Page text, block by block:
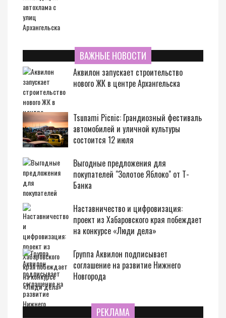
ВАЖНЫЕ НОВОСТИ
Аквилон запускает строительство
нового ЖК в центре Архангельска
Tsunami Picnic: Грандиозный фестиваль
автомобилей и уличной культуры
состоится 12 июля
Выгодные предложения для
покупателей "Золотое Яблоко" от Т-
Банка
Наставничество и цифровизация:
проект из Хабаровского края побеждает
на конкурсе «Люди дела»
Группа Аквилон подписывает
соглашение на развитие Нижнего
Новгорода
РЕКЛАМА